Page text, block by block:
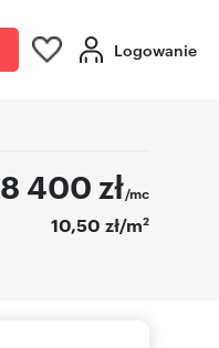
Logowanie
8 400 zł/mc
10,50 zł/m2